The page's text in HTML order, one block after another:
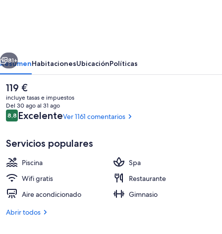
Salas de tratamientos para parejas,
Siguiente
81+
ResumenHabitacionesUbicaciónPolíticas
El
precio
actual
es
de
119 €
incluye tasas e impuestos
Del 30 ago al 31 ago
Comentarios
8,88,8 de 10
ExcelenteVer 1161 comentarios
Servicios populares
Piscina
Spa
Wifi gratis
Restaurante
Aire acondicionado
Gimnasio
Abrir todos